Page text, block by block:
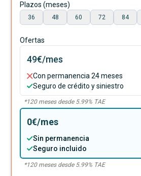
Plazos (meses)
36 48 60 72 84
Ofertas
49€/mes
Con permanencia 24 meses
Seguro de crédito y siniestro
*120meses desde 5.99% TAE
0€/mes
Sin permanencia
Seguro incluido
*120meses desde 5.99% TAE